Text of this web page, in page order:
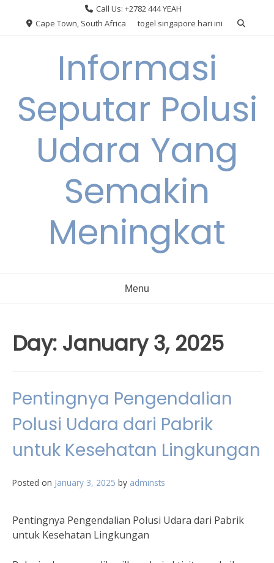
Call Us: +2782 444 YEAH
Cape Town, South Africa
togel singapore hari ini
Informasi
Seputar Polusi
Udara Yang
Semakin
Meningkat
Menu
Day: January 3, 2025
Pentingnya Pengendalian
Polusi Udara dari Pabrik
untuk Kesehatan Lingkungan
Posted on January 3, 2025 by adminsts
Pentingnya Pengendalian Polusi Udara dari Pabrik
untuk Kesehatan Lingkungan